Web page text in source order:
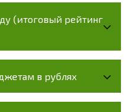
(итоговый рейтинг
в рублях